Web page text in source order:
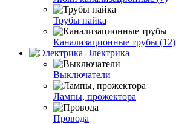
Трубы пайка
Канализационные трубы (12)
Электрика
Выключатели
Лампы, прожектора
Провода